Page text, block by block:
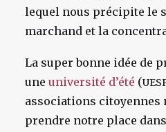
lequel nous précipite le
marchand et la
La super bonne idée de
une université d’été (
associations citoyennes
prendre notre place